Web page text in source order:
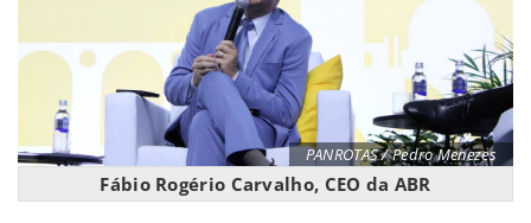
PANROTAS / Pedro Menezes
Fábio Rogério Carvalho, CEO da ABR